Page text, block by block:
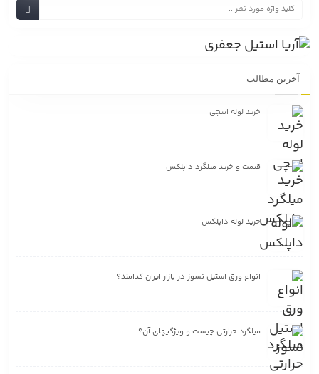
آخرین مطالب
خرید لوله اینچی
قیمت و خرید میلگرد داپلکس
خرید لوله داپلکس
انواع ورق استیل نسوز در بازار ایران کدامند؟
میلگرد حرارتی چیست و ویژگیهای آن؟